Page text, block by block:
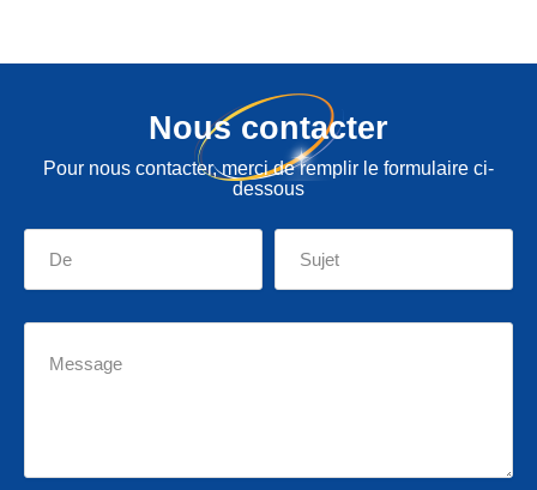
Nous contacter
Pour nous contacter, merci de remplir le formulaire ci-
dessous